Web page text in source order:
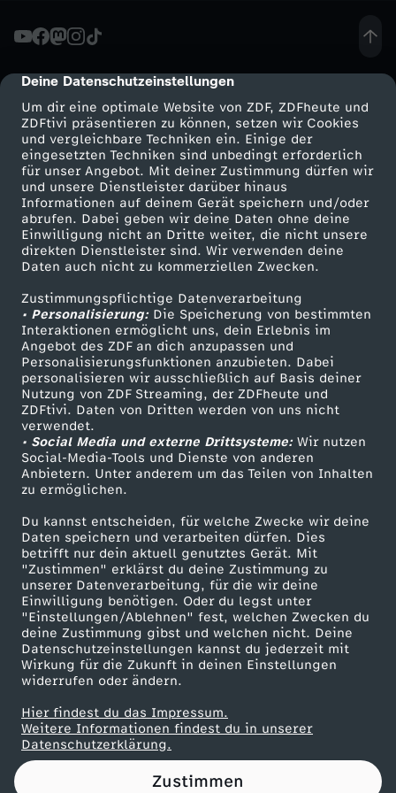
cmp-dialog-description
Deine Datenschutzeinstellungen
Um dir eine optimale Website von ZDF, ZDFheute und
ZDFtivi präsentieren zu können, setzen wir Cookies
und vergleichbare Techniken ein. Einige der
eingesetzten Techniken sind unbedingt erforderlich
für unser Angebot. Mit deiner Zustimmung dürfen wir
und unsere Dienstleister darüber hinaus
Informationen auf deinem Gerät speichern und/oder
abrufen. Dabei geben wir deine Daten ohne deine
Einwilligung nicht an Dritte weiter, die nicht unsere
direkten Dienstleister sind. Wir verwenden deine
Daten auch nicht zu kommerziellen Zwecken.
Zustimmungspflichtige Datenverarbeitung
• Personalisierung:Die Speicherung von bestimmten
Interaktionen ermöglicht uns, dein Erlebnis im
Angebot des ZDF an dich anzupassen und
Personalisierungsfunktionen anzubieten. Dabei
personalisieren wir ausschließlich auf Basis deiner
Nutzung von ZDF Streaming, der ZDFheute und
ZDFtivi. Daten von Dritten werden von uns nicht
verwendet.
• Social Media und externe Drittsysteme:Wir nutzen
Social-Media-Tools und Dienste von anderen
Anbietern. Unter anderem um das Teilen von Inhalten
zu ermöglichen.
Du kannst entscheiden, für welche Zwecke wir deine
Daten speichern und verarbeiten dürfen. Dies
betrifft nur dein aktuell genutztes Gerät. Mit
"Zustimmen" erklärst du deine Zustimmung zu
unserer Datenverarbeitung, für die wir deine
Einwilligung benötigen. Oder du legst unter
"Einstellungen/Ablehnen" fest, welchen Zwecken du
deine Zustimmung gibst und welchen nicht. Deine
Datenschutzeinstellungen kannst du jederzeit mit
Wirkung für die Zukunft in deinen Einstellungen
widerrufen oder ändern.
Hier findest du das Impressum.
Weitere Informationen findest du in unserer
Datenschutzerklärung.
Zustimmen
n
k
l
e
M
a
t
e
r
i
e
:
K
e
i
n
e
S
Mehr ZDF
ZDF-Apps
Smart TV
ZDFtext
Livestreams
Sendungen A-Z
TV-Programm
Service
ZDFmitreden
Kontakt zum ZDF
Tickets
Zuschauerservice
Hilfe
ZDF Unternehmen
Karriere
ZDF goes Schule
Werbefernsehen
Mainzelmännchen
Partner